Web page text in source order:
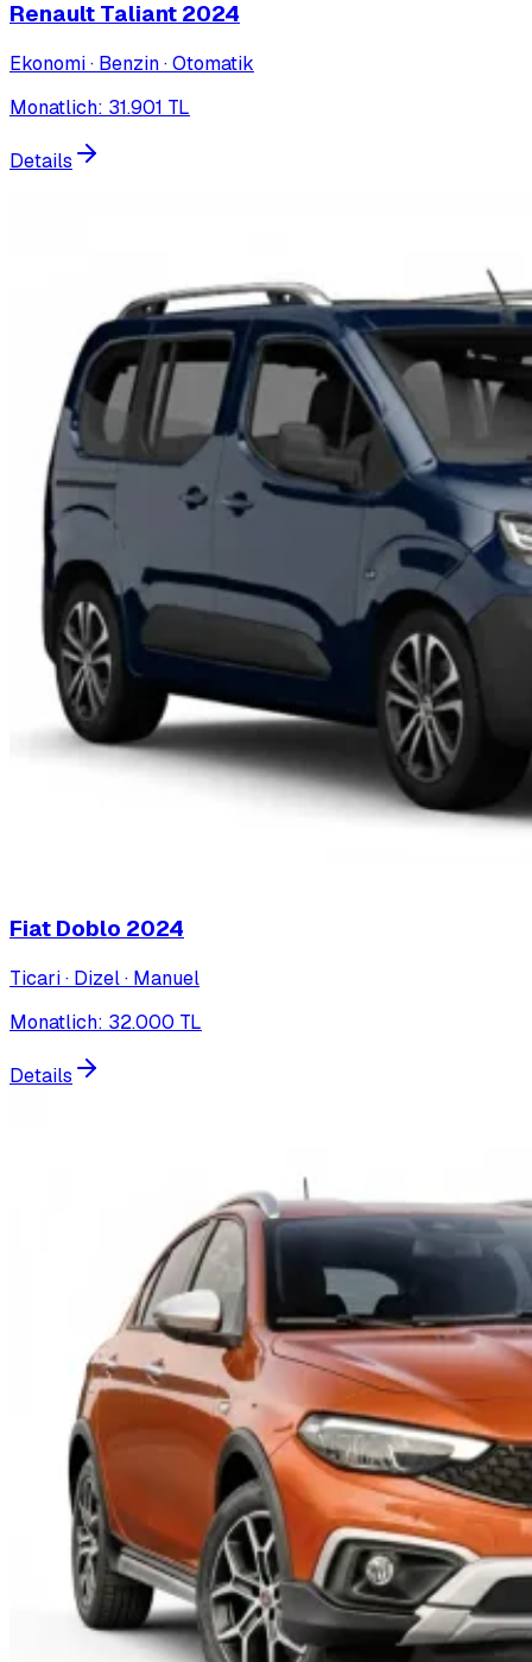
Renault Taliant 2024
Ekonomi · Benzin · Otomatik
Monatlich: 31.901 TL
Details
Fiat Doblo 2024
Ticari · Dizel · Manuel
Monatlich: 32.000 TL
Details